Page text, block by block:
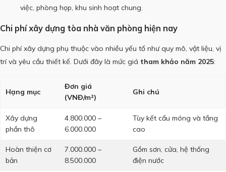
việc, phòng họp, khu sinh hoạt chung.
Chi phí xây dựng tòa nhà văn phòng hiện nay
Chi phí xây dựng phụ thuộc vào nhiều yếu tố như quy mô, vật liệu, vị
trí và yêu cầu thiết kế. Dưới đây là mức giá tham khảo năm 2025:
Hạng mục
Đơn giá
(VNĐ/m²)
Ghi chú
Xây dựng
phần thô
4.800.000 –
6.000.000
Tùy kết cấu móng và tầng
cao
Hoàn thiện cơ
bản
7.000.000 –
8.500.000
Gồm sơn, cửa, hệ thống
điện nước